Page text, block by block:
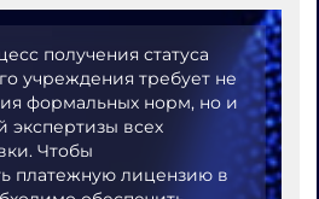
получения статуса
учреждения требует не
формальных норм, но и
экспертизы всех
Чтобы
платежную лицензию в